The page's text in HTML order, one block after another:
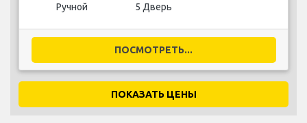
Ручной 5 Дверь
ПОСМОТРЕТЬ...
ПОКАЗАТЬ ЦЕНЫ